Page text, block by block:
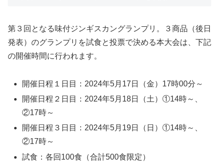
第３回となる味付ジンギスカングランプリ。３商品（後日
発表）のグランプリを試食と投票で決める本大会は、下記
の開催時間に行われます。
開催日程１日目：2024年5月17日（金）17時00分～
開催日程２日目：2024年5月18日（土）①14時～、
②17時～
開催日程３日目：2024年5月19日（日）①14時～、
②17時～
試食：各回100食（合計500食限定）